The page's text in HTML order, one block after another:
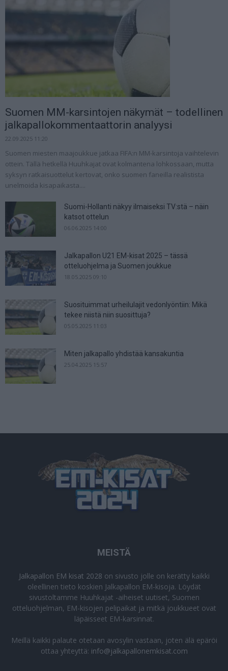
Suomen MM-karsintojen näkymät – todellinen
jalkapallokommentaattorin analyysi
22.09.2025 11:20
Suomen miesten maajoukkue jatkaa FIFA:n MM-karsintoja vaihtelevin
ottein. Tällä hetkellä Huuhkajat ovat kolmantena lohkossaan, mutta
syksyn ratkaisuottelut kertovat, onko suomen faneilla realistista
unelmoida kisapaikasta....
Suomi-Hollanti näkyy ilmaiseksi TV:stä – näin
katsot ottelun
06.06.2025 14:00
Jalkapallon U21 EM-kisat 2025 – tässä
otteluohjelma ja Suomen joukkue
18.05.2025 09:10
Suosituimmat urheilulajit vedonlyöntiin: Mikä
tekee niistä niin suosittuja?
05.05.2025 11:03
Miten jalkapallo yhdistää kansakuntia
25.04.2025 15:57
MEISTÄ
Jalkapallon EM kisat 2028 on sivusto jolle on kerätty kaikki
oleellinen tieto koskien Jalkapallon EM-kisoja. Löydät
sivustoltamme Huuhkajat -aiheiset uutiset, Suomen
otteluohjelman, EM-kisojen pelipaikat ja mitkä joukkueet ovat
läpäisseet EM-karsinnat.
Meillä kaikki palaute otetaan avosylin vastaan, joten älä epäröi
ottaa yhteyttä: info@jalkapallonemkisat.com